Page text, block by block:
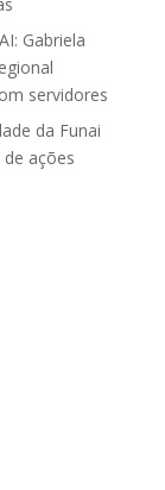
Gabriela
servidores
da Funai
ações